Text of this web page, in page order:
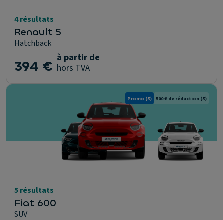
4 résultats
Renault 5
Hatchback
394 € à partir de
hors TVA
Promo (5) 500 € de réduction (5)
5 résultats
Fiat 600
SUV